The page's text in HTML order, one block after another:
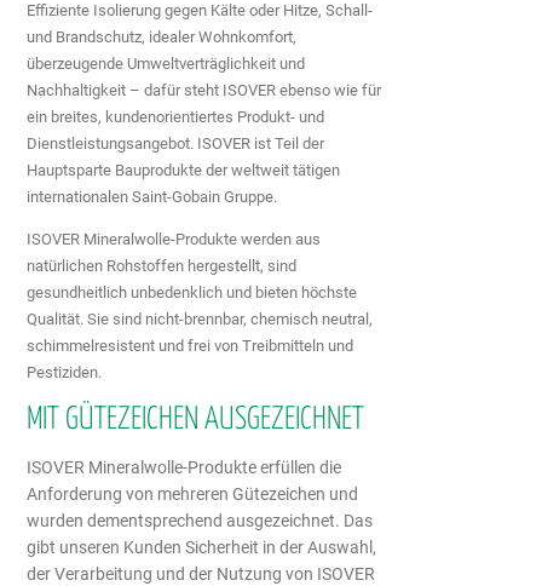
Effiziente Isolierung gegen Kälte oder Hitze, Schall-
und Brandschutz, idealer Wohnkomfort,
überzeugende Umweltverträglichkeit und
Nachhaltigkeit – dafür steht ISOVER ebenso wie für
ein breites, kundenorientiertes Produkt- und
Dienstleistungsangebot. ISOVER ist Teil der
Hauptsparte Bauprodukte der weltweit tätigen
internationalen Saint-Gobain Gruppe.
ISOVER Mineralwolle-Produkte werden aus
natürlichen Rohstoffen hergestellt, sind
gesundheitlich unbedenklich und bieten höchste
Qualität. Sie sind nicht-brennbar, chemisch neutral,
schimmelresistent und frei von Treibmitteln und
Pestiziden.
MIT GÜTEZEICHEN AUSGEZEICHNET
ISOVER Mineralwolle-Produkte erfüllen die
Anforderung von mehreren Gütezeichen und
wurden dementsprechend ausgezeichnet. Das
gibt unseren Kunden Sicherheit in der Auswahl,
der Verarbeitung und der Nutzung von ISOVER